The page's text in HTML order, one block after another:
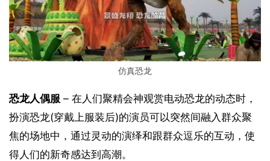
仿真恐龙
恐龙人偶服 – 在人们聚精会神观赏电动恐龙的动态时，
扮演恐龙(穿戴上服装后)的演员可以突然间融入群众聚
焦的场地中，通过灵动的演绎和跟群众逗乐的互动，使
得人们的新奇感达到高潮。